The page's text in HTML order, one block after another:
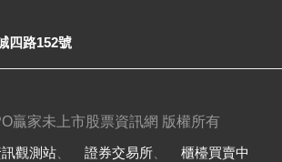
四路152號
贏家未上市股票資訊網 版權所有
觀測站 證券交易所 櫃檯買賣中